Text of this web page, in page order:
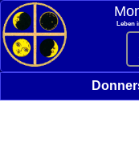
Leben